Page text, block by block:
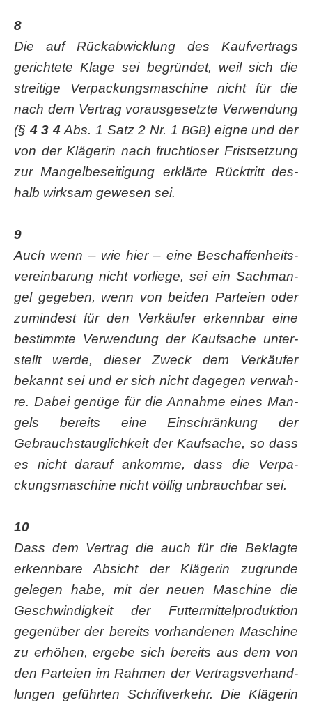
8
Die auf Rück­ab­wick­lung des Kauf­ver­trags
gerich­te­te Kla­ge sei begrün­det, weil sich die
strei­ti­ge Ver­pa­ckungs­ma­schi­ne nicht für die
nach dem Ver­trag vor­aus­ge­setz­te Ver­wen­dung
(§4 3 4Abs. 1 Satz 2 Nr. 1BGB) eig­ne und der
von der Klä­ge­rin nach frucht­lo­ser Frist­set­zung
zur Man­gel­be­sei­ti­gung erklär­te Rück­tritt des­
halb wirk­sam gewe­sen sei.
9
Auch wenn – wie hier – eine Beschaf­fen­heits­
ver­ein­ba­rung nicht vor­lie­ge, sei ein Sach­man­
gel gege­ben, wenn von bei­den Par­tei­en oder
zumin­dest für den Ver­käu­fer erkenn­bar eine
bestimm­te Ver­wen­dung der Kauf­sa­che unter­
stellt wer­de, die­ser Zweck dem Ver­käu­fer
bekannt sei und er sich nicht dage­gen ver­wah­
re. Dabei genü­ge für die Annah­me eines Man­
gels bereits eine Ein­schrän­kung der
Gebrauchs­taug­lich­keit der Kauf­sa­che, so dass
es nicht dar­auf ankom­me, dass die Ver­pa­
ckungs­ma­schi­ne nicht völ­lig unbrauch­bar sei.
10
Dass dem Ver­trag die auch für die Beklag­te
erkenn­ba­re Absicht der Klä­ge­rin zugrun­de
gele­gen habe, mit der neu­en Maschi­ne die
Geschwin­dig­keit der Fut­ter­mit­tel­pro­duk­ti­on
gegen­über der bereits vor­han­de­nen Maschi­ne
zu erhö­hen, erge­be sich bereits aus dem von
den Par­tei­en im Rah­men der Ver­trags­ver­hand­
lun­gen geführ­ten Schrift­ver­kehr. Die Klä­ge­rin